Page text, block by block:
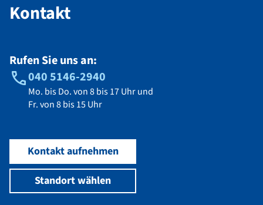
Kontakt
Rufen Sie uns an:
040 5146-2940
Mo. bis Do. von 8 bis 17 Uhr und
Fr. von 8 bis 15 Uhr
Kontakt aufnehmen
Standort wählen